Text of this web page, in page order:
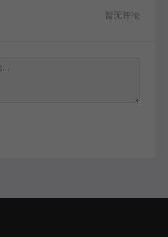
暂无评论